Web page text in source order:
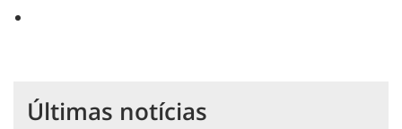
Últimas notícias